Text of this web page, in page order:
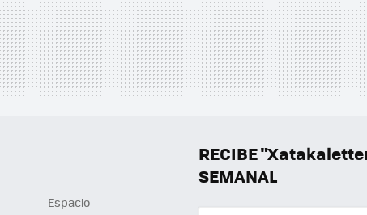
RECIBE
SEMANAL
Espacio